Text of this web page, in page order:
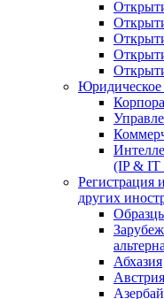
Юридическое
(IP & IT
Регистрация
других
Абхазия
Австрия